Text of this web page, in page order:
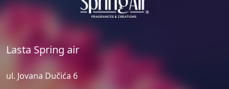
Lasta Spring air
ul. Jovana Dučića 6